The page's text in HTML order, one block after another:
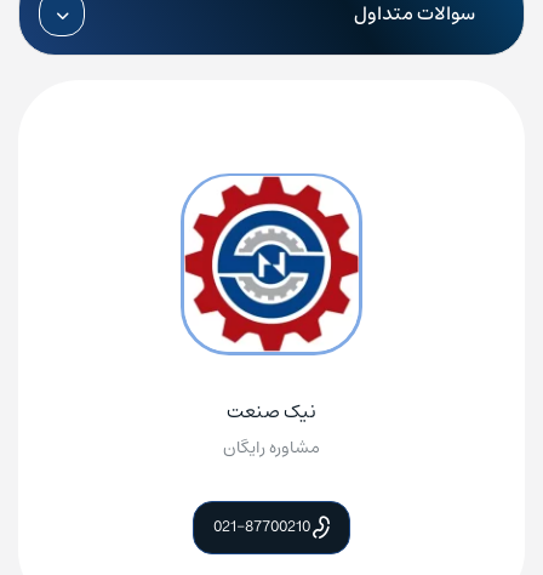
سوالات متداول
نیک صنعت
مشاوره رایگان
021-87700210